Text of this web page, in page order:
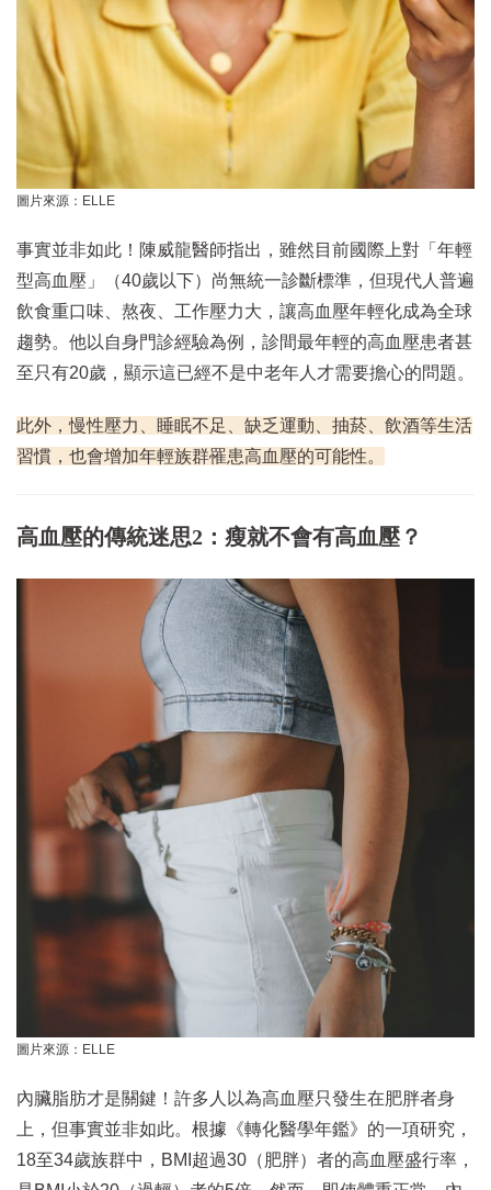
圖片來源：ELLE
事實並非如此！陳威龍醫師指出，雖然目前國際上對「年輕
型高血壓」（40歲以下）尚無統一診斷標準，但現代人普遍
飲食重口味、熬夜、工作壓力大，讓高血壓年輕化成為全球
趨勢。他以自身門診經驗為例，診間最年輕的高血壓患者甚
至只有20歲，顯示這已經不是中老年人才需要擔心的問題。
此外，慢性壓力、睡眠不足、缺乏運動、抽菸、飲酒等生活
習慣，也會增加年輕族群罹患高血壓的可能性。
高血壓的傳統迷思2：瘦就不會有高血壓？
圖片來源：ELLE
內臟脂肪才是關鍵！許多人以為高血壓只發生在肥胖者身
上，但事實並非如此。根據《轉化醫學年鑑》的一項研究，
18至34歲族群中，BMI超過30（肥胖）者的高血壓盛行率，